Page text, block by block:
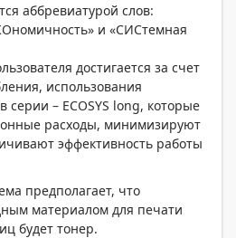
аббревиатурой слов:
и «СИСтемная
достигается за счет
использования
серии – ECOSYS long, которые
расходы, минимизируют
эффективность работы
предполагает, что
материалом для печати
будет тонер.